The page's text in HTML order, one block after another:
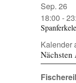
Sep. 26
18:00 -
Kalender
Nächsten